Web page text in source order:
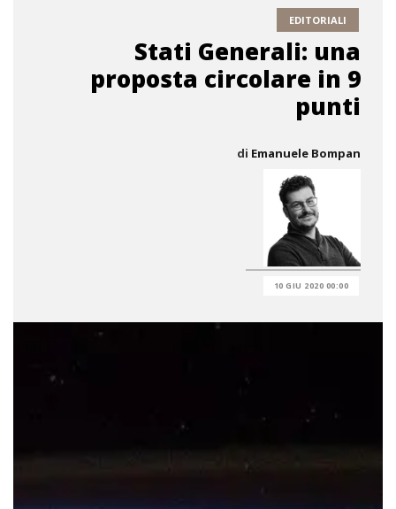
EDITORIALI
Stati Generali: una
proposta circolare in 9
punti
di Emanuele Bompan
10 GIU 2020 00:00